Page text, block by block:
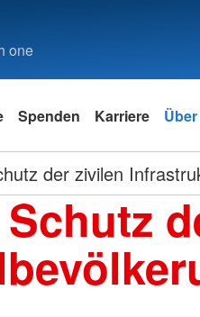
one
Spenden Karriere
der zivilen